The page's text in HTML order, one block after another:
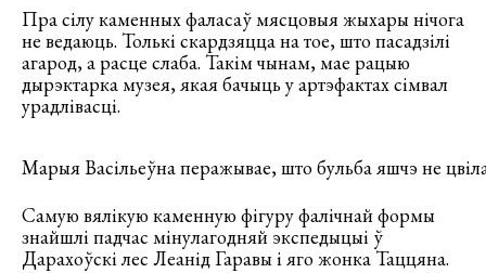
Пра сілу каменных фаласаў мясцовыя жыхары нічога
не ведаюць. Толькі скардзяцца на тое, што пасадзілі
агарод, а расце слаба. Такім чынам, мае рацыю
дырэктарка музея, якая бачыць у артэфактах сімвал
урадлівасці.
Марыя Васільеўна перажывае, што бульба яшчэ не
Самую вялікую каменную фігуру фалічнай формы
знайшлі падчас мінулагодняй экспедыцыі ў
Дарахоўскі лес Леанід Гаравы і яго жонка Таццяна.